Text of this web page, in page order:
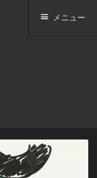
メニュー